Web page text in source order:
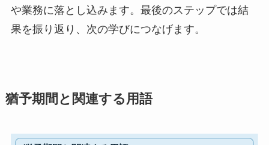
や業務に落とし込みます。最後のステップでは結
果を振り返り、次の学びにつなげます。
猶予期間と関連する用語